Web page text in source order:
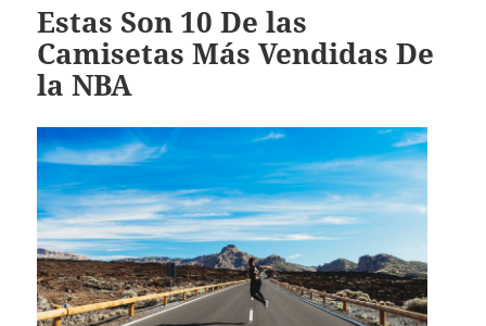
Estas Son 10 De las
Camisetas Más Vendidas De
la NBA